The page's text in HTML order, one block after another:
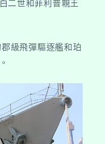
二世和菲利普親王
級飛彈驅逐艦和珀